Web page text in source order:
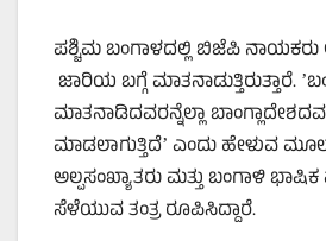
ಪಶ್ಚಿಮ ಬಂಗಾಳದಲ್ಲಿ ಬಿಜೆಪಿ
ಜಾರಿಯ ಬಗ್ಗೆ ಮಾತನಾಡುತ್ತಿರುತ್ತಾರೆ.
ಮಾತನಾಡಿದವರನ್ನೆಲ್ಲಾ
ಮಾಡಲಾಗುತ್ತಿದೆʼ ಎಂದು ಹೇಳುವ
ಅಲ್ಪಸಂಖ್ಯಾತರು ಮತ್ತು ಬಂಗಾಳಿ ಭಾಷಿಕ
ಸೆಳೆಯುವ ತಂತ್ರ ರೂಪಿಸಿದ್ದಾರೆ.